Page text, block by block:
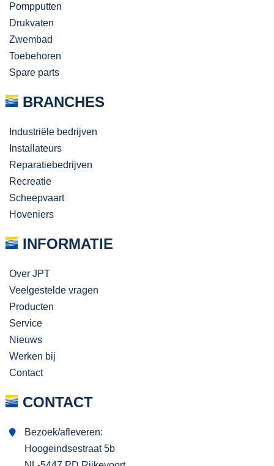
Pompputten
Drukvaten
Zwembad
Toebehoren
Spare parts
BRANCHES
Industriële bedrijven
Installateurs
Reparatiebedrijven
Recreatie
Scheepvaart
Hoveniers
INFORMATIE
Over JPT
Veelgestelde vragen
Producten
Service
Nieuws
Werken bij
Contact
CONTACT
Bezoek/afleveren:
Hoogeindsestraat 5b